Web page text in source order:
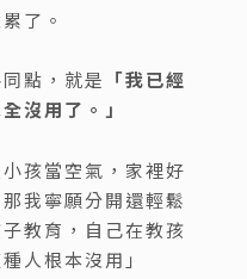
了。
點，就是 「我已經
沒用了。」
孩當空氣，家裡好
我寧願分開還輕鬆
教育，自己在教孩
人根本沒用」